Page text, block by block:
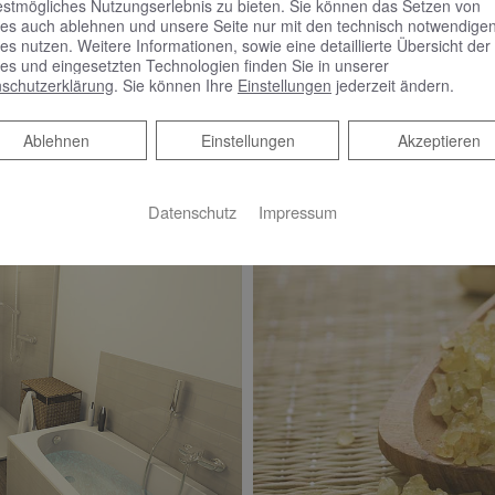
COSMO Astro Design-Badheizkörper, 140 x 60 cm, RAL
Nutzungserlebnis zu bieten. Sie können das Setzen von
auch ablehnen und unsere Seite nur mit den technisch
nutzen. Weitere Informationen, sowie eine detaillierte Übersicht der
und eingesetzten Technologien finden Sie in unserer
. Sie können Ihre Einstellungen jederzeit ändern.
Akzeptieren
Einstellungen
Ablehnen
Ablehnen
Datenschutz Impressum